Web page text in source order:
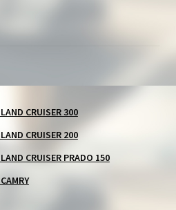
CRUISER 300
CRUISER 200
CRUISER PRADO 150